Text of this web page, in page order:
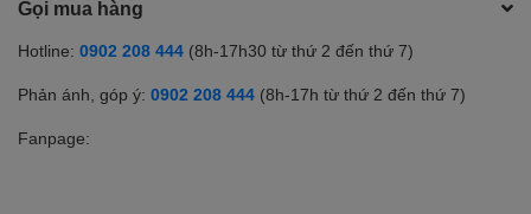
Gọi mua hàng
Hotline: 0902 208 444 (8h-17h30 từ thứ 2 đến thứ 7)
Phản ánh, góp ý: 0902 208 444 (8h-17h từ thứ 2 đến thứ 7)
Fanpage: